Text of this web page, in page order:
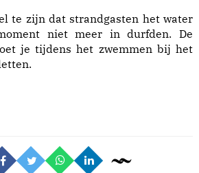
te zijn dat strandgasten het water
niet meer in durfden. De
je tijdens het zwemmen bij het